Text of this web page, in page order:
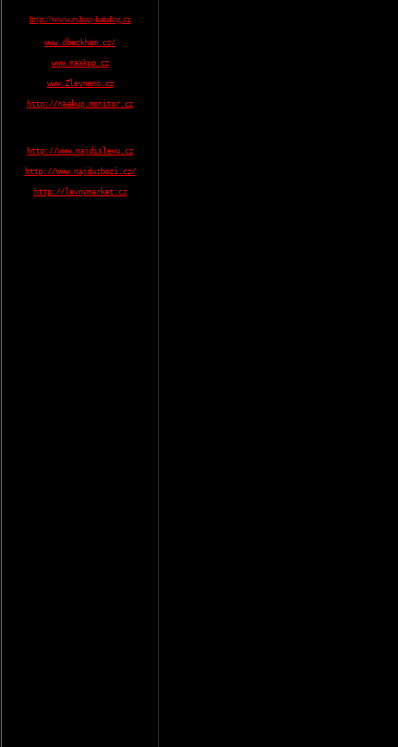
http://www.eshop-katalog.cz
www.dbeckham.cz/
www.naakup.cz
www.Zlevneno.cz
http://naakup.monitor.cz
http://www.najdislevu.cz
http://www.najduzbozi.cz/
http://levnymarket.cz